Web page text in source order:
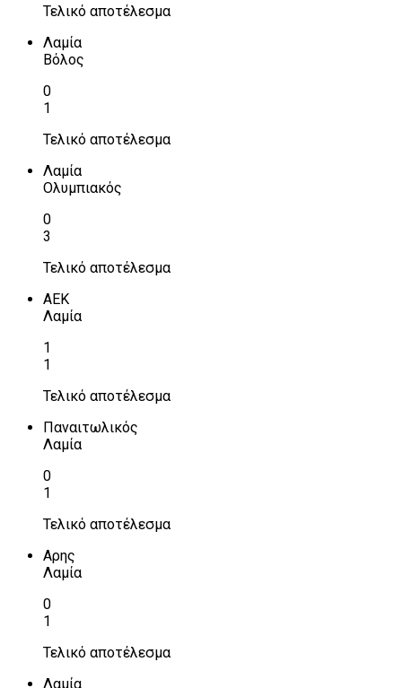
Τελικό αποτέλεσμα
Λαμία
Βόλος
0
1
Τελικό αποτέλεσμα
Λαμία
Ολυμπιακός
0
3
Τελικό αποτέλεσμα
ΑΕΚ
Λαμία
1
1
Τελικό αποτέλεσμα
Παναιτωλικός
Λαμία
0
1
Τελικό αποτέλεσμα
Αρης
Λαμία
0
1
Τελικό αποτέλεσμα
Λαμία